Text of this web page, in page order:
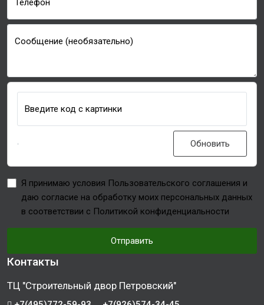
Телефон
Сообщение (необязательно)
Введите код с картинки
Обновить
Я принимаю условия Пользовательского соглашения и
даю согласие на обработку моих персональных данных
в соответствии с Политикой конфиденциальности
Отправить
Контакты
ТЦ "Строительный двор Петровский"